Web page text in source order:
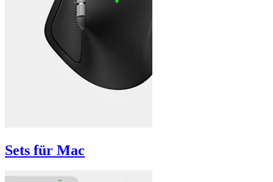
Sets für Mac